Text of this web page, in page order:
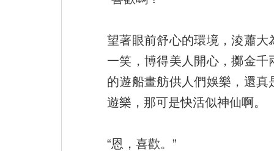
望著眼前舒心的環境，淩蕭
一笑，博得美人開心，擲金
的遊船畫舫供人們娛樂，還
遊樂，那可是快活似神仙啊。
“恩，喜歡。”